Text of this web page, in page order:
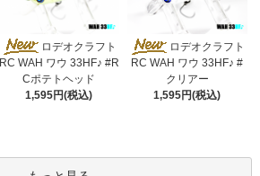
ロデオクラフト
RC WAH ワウ 33HF♪ #R
Cポテトヘッド
1,595円(税込)
ロデオクラフト
RC WAH ワウ 33HF♪ #
クリアー
1,595円(税込)